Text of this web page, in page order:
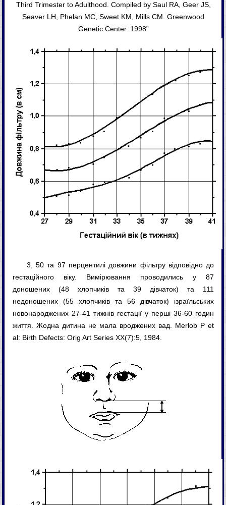
Third Trimester to Adulthood. Compiled by Saul RA, Geer JS,
Seaver LH, Phelan MC, Sweet KM, Mills CM. Greenwood
Genetic Center. 1998”
3, 50 та 97 перцентилі довжини фільтру відповідно до
гестаційного віку. Вимірювання проводились у 87
доношених (48 хлопчиків та 39 дівчаток) та 111
недоношених (55 хлопчиків та 56 дівчаток) ізраїльських
новонароджених 27-41 тижнів гестації у перші 36-60 годин
життя. Жодна дитина не мала вроджених вад. Merlob P et
al: Birth Defects: Orig Art Series XX(7):5, 1984.